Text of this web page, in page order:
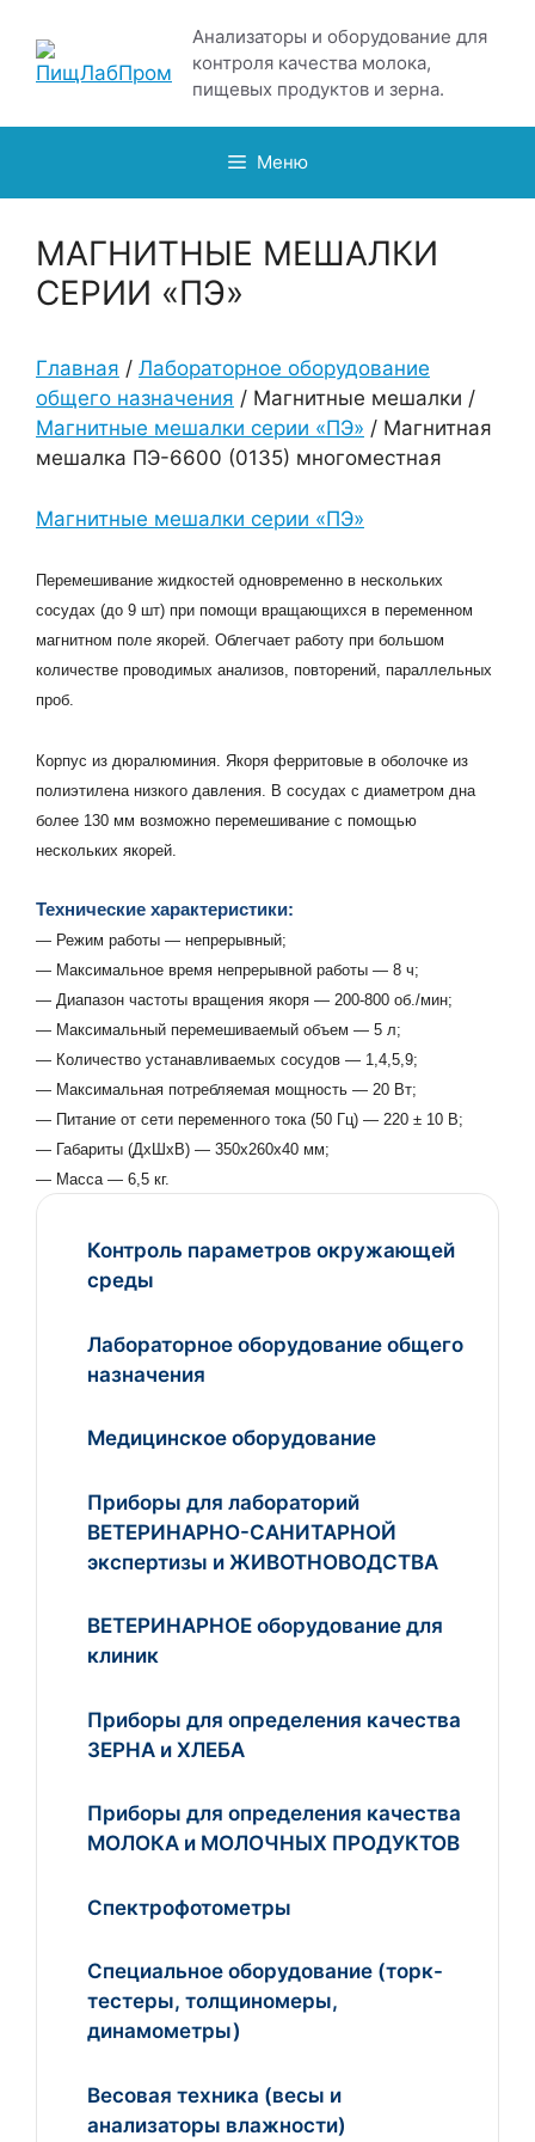
содержимому
Анализаторы и оборудование для
контроля качества молока,
пищевых продуктов и зерна.
Меню
МАГНИТНЫЕ МЕШАЛКИ
СЕРИИ «ПЭ»
Главная / Лабораторное оборудование
общего назначения / Магнитные мешалки /
Магнитные мешалки серии «ПЭ» / Магнитная
мешалка ПЭ-6600 (0135) многоместная
Магнитные мешалки серии «ПЭ»
Перемешивание жидкостей одновременно в нескольких
сосудах (до 9 шт) при помощи вращающихся в переменном
магнитном поле якорей. Облегчает работу при большом
количестве проводимых анализов, повторений, параллельных
проб.
Корпус из дюралюминия. Якоря ферритовые в оболочке из
полиэтилена низкого давления. В сосудах с диаметром дна
более 130 мм возможно перемешивание с помощью
нескольких якорей.
Технические характеристики:
— Режим pаботы — непрерывный;
— Максимальное время непрерывной работы — 8 ч;
— Диапазон частоты вpащения якоpя — 200-800 об./мин;
— Максимальный перемешиваемый объем — 5 л;
— Количество устанавливаемых сосудов — 1,4,5,9;
— Максимальная потребляемая мощность — 20 Вт;
— Питание от сети переменного тока (50 Гц) — 220 ± 10 В;
— Габариты (ДхШхВ) — 350х260х40 мм;
— Масса — 6,5 кг.
Контроль параметров окружающей
среды
Лабораторное оборудование общего
назначения
Медицинское оборудование
Приборы для лабораторий
ВЕТЕРИНАРНО-САНИТАРНОЙ
экспертизы и ЖИВОТНОВОДСТВА
ВЕТЕРИНАРНОЕ оборудование для
клиник
Приборы для определения качества
ЗЕРНА и ХЛЕБА
Приборы для определения качества
МОЛОКА и МОЛОЧНЫХ ПРОДУКТОВ
Спектрофотометры
Специальное оборудование (торк-
тестеры, толщиномеры,
динамометры)
Весовая техника (весы и
анализаторы влажности)